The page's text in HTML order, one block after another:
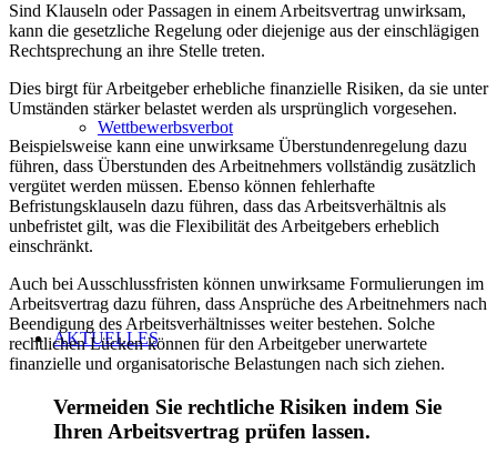
Wettbewerbsverbot
AKTUELLES
Sind Klauseln oder Passagen in einem Arbeitsvertrag unwirksam,
kann die gesetzliche Regelung oder diejenige aus der einschlägigen
Rechtsprechung an ihre Stelle treten.
Dies birgt für Arbeitgeber erhebliche finanzielle Risiken, da sie unter
Umständen stärker belastet werden als ursprünglich vorgesehen.
Beispielsweise kann eine unwirksame Überstundenregelung dazu
führen, dass Überstunden des Arbeitnehmers vollständig zusätzlich
vergütet werden müssen. Ebenso können fehlerhafte
Befristungsklauseln dazu führen, dass das Arbeitsverhältnis als
unbefristet gilt, was die Flexibilität des Arbeitgebers erheblich
einschränkt.
Auch bei Ausschlussfristen können unwirksame Formulierungen im
Arbeitsvertrag dazu führen, dass Ansprüche des Arbeitnehmers nach
Beendigung des Arbeitsverhältnisses weiter bestehen. Solche
rechtlichen Lücken können für den Arbeitgeber unerwartete
finanzielle und organisatorische Belastungen nach sich ziehen.
Vermeiden Sie rechtliche Risiken indem Sie
Ihren Arbeitsvertrag prüfen lassen.